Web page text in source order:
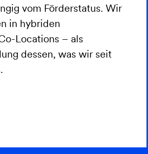
vom Förderstatus. Wir
in hybriden
Locations – als
dessen, was wir seit